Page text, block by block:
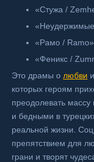
«Стужа /
«Неудержимые
«Рамо / Ramo»,
«Феникс /
Это драмы о любви
которых героям
преодолевать
и бедными в
реальной жизни.
препятствием для
грани и творят